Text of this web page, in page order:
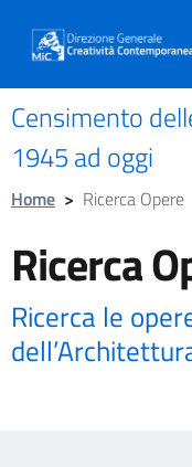
Censimento
1945 ad oggi
Home > Ricerca Opere
Ricerca
Ricerca le